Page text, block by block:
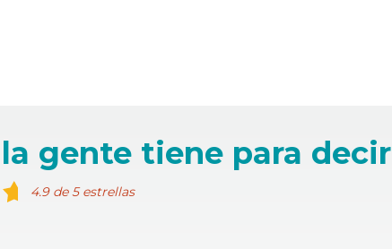
gente tiene para decir
4.9 de 5 estrellas